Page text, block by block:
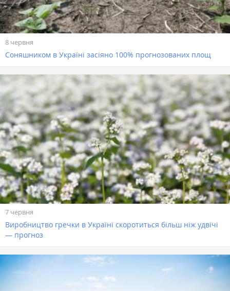
8 червня
Соняшником в Україні засіяно 100% прогнозованих площ
7 червня
Виробництво гречки в Україні скоротиться більш ніж удвічі
— прогноз